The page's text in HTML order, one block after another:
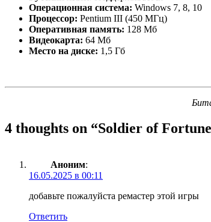
Операционная система: Windows 7, 8, 10
Процессор: Pentium III (450 МГц)
Оперативная память: 128 Мб
Видеокарта: 64 Мб
Место на диске: 1,5 Гб
4 thoughts on “Soldier of
Аноним:
16.05.2025 в 00:11
добавьте пожалуйста ремастер этой игры
Ответить